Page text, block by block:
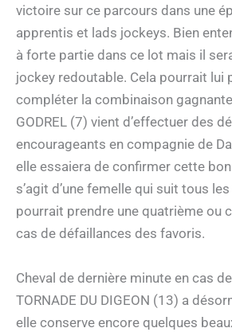
victoire sur ce parcours dans une
apprentis et lads jockeys. Bien
à forte partie dans ce lot mais il
jockey redoutable. Cela pourrait lui
compléter la combinaison
GODREL (7) vient d’effectuer des
encourageants en compagnie de
elle essaiera de confirmer cette
s’agit d’une femelle qui suit tous
pourrait prendre une quatrième ou
cas de défaillances des favoris.
Cheval de dernière minute en cas
TORNADE DU DIGEON (13) a
elle conserve encore quelques